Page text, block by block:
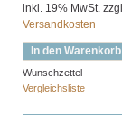
inkl. 19% MwSt.
Versandkosten
In den Warenkorb
Wunschzettel
Vergleichsliste